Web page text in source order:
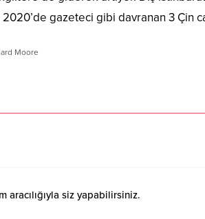
gazeteci gibi davranan 3 Çin
Moore
aracılığıyla siz yapabilirsiniz.